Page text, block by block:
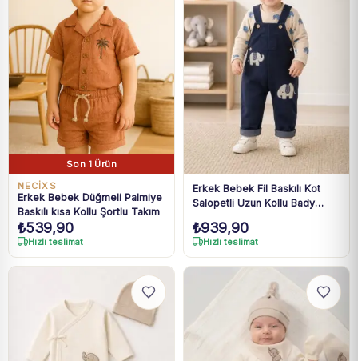
Son 1 Ürün
NECİXS
Erkek Bebek Düğmeli Palmiye
Baskılı kısa Kollu Şortlu Takım
₺539,90
Hızlı teslimat
Erkek Bebek Fil Baskılı Kot
Salopetli Uzun Kollu Bady
₺939,90
Hızlı teslimat